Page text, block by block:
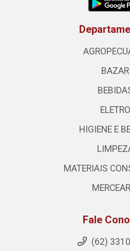
BAZAR
ELETRO
HIGIENE E
MATERIAIS
Fale
(62)